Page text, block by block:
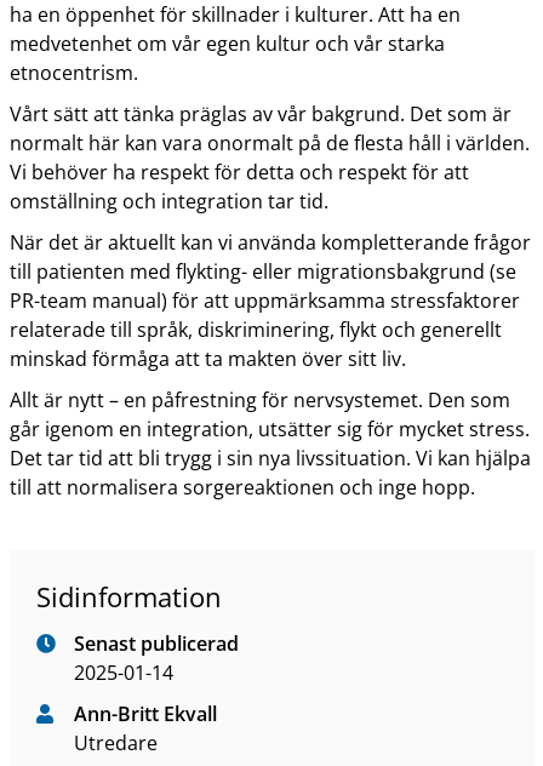
ha en öppenhet för skillnader i kulturer. Att ha en
medvetenhet om vår egen kultur och vår starka
etnocentrism.
Vårt sätt att tänka präglas av vår bakgrund. Det som är
normalt här kan vara onormalt på de flesta håll i världen.
Vi behöver ha respekt för detta och respekt för att
omställning och integration tar tid.
När det är aktuellt kan vi använda kompletterande frågor
till patienten med flykting- eller migrationsbakgrund (se
PR-team manual) för att uppmärksamma stressfaktorer
relaterade till språk, diskriminering, flykt och generellt
minskad förmåga att ta makten över sitt liv.
Allt är nytt – en påfrestning för nervsystemet. Den som
går igenom en integration, utsätter sig för mycket stress.
Det tar tid att bli trygg i sin nya livssituation. Vi kan hjälpa
till att normalisera sorgereaktionen och inge hopp.
Sidinformation
Senast publicerad
2025-01-14
Ann-Britt Ekvall
Utredare